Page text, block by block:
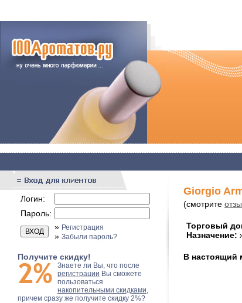
Логин:
Пароль:
» Регистрация
» Забыли пароль?
Получите скидку!
Знаете ли Вы, что после
регистрации Вы сможете
пользоваться
накопительными скидками,
причем сразу же получите скидку 2%?
Giorgio
(смотрите
Торговый
Назначение:
В настоящий